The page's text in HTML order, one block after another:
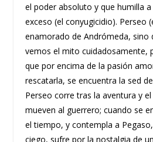
el poder absoluto y que humilla
exceso (el conyugicidio). Perseo
enamorado de Andrómeda, sino
vemos el mito cuidadosamente,
que por encima de la pasión
rescatarla, se encuentra la sed
Perseo corre tras la aventura y
mueven al guerrero; cuando se
el tiempo, y contempla a
ciego, sufre por la nostalgia de